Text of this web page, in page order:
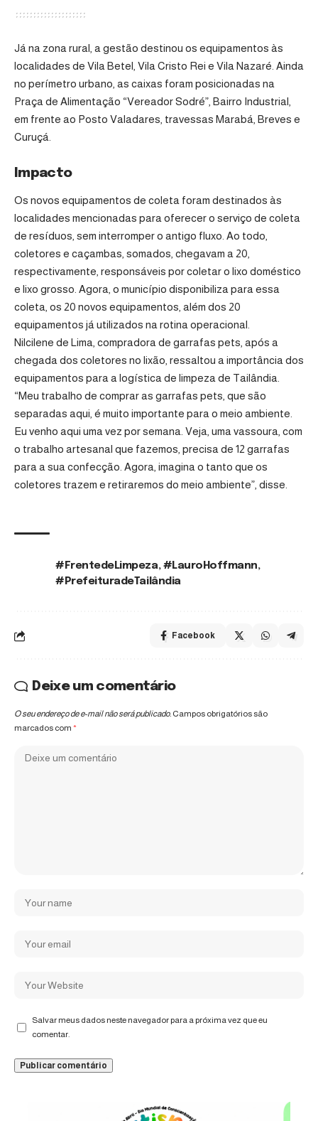
Já na zona rural, a gestão destinou os equipamentos às
localidades de Vila Betel, Vila Cristo Rei e Vila Nazaré. Ainda
no perímetro urbano, as caixas foram posicionadas na
Praça de Alimentação “Vereador Sodré”, Bairro Industrial,
em frente ao Posto Valadares, travessas Marabá, Breves e
Curuçá.
Impacto
Os novos equipamentos de coleta foram destinados às
localidades mencionadas para oferecer o serviço de coleta
de resíduos, sem interromper o antigo fluxo. Ao todo,
coletores e caçambas, somados, chegavam a 20,
respectivamente, responsáveis por coletar o lixo doméstico
e lixo grosso. Agora, o município disponibiliza para essa
coleta, os 20 novos equipamentos, além dos 20
equipamentos já utilizados na rotina operacional.
Nilcilene de Lima, compradora de garrafas pets, após a
chegada dos coletores no lixão, ressaltou a importância dos
equipamentos para a logística de limpeza de Tailândia.
“Meu trabalho de comprar as garrafas pets, que são
separadas aqui, é muito importante para o meio ambiente.
Eu venho aqui uma vez por semana. Veja, uma vassoura, com
o trabalho artesanal que fazemos, precisa de 12 garrafas
para a sua confecção. Agora, imagina o tanto que os
coletores trazem e retiraremos do meio ambiente”, disse.
#FrentedeLimpeza,#LauroHoffmann,
#PrefeituradeTailândia
Facebook
Deixe um comentário
O seu endereço de e-mail não será publicado. Campos obrigatórios são
marcados com *
Salvar meus dados neste navegador para a próxima vez que eu
comentar.